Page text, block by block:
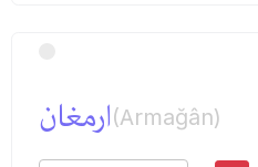
ارمغان(Armağân)